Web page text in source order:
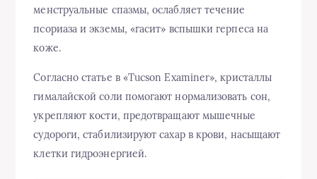
менструальные спазмы, ослабляет течение
псориаза и экземы, «гасит» вспышки герпеса на
коже.
Согласно статье в «Tucson Examiner», кристаллы
гималайской соли помогают нормализовать сон,
укрепляют кости, предотвращают мышечные
судороги, стабилизируют сахар в крови, насыщают
клетки гидроэнергией.